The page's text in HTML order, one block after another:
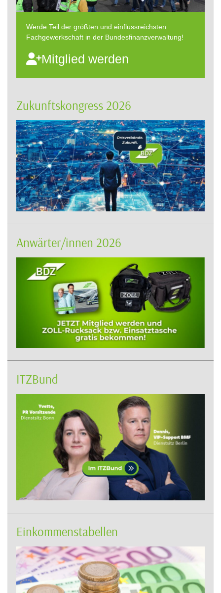
Werde Teil der größten und einflussreichsten
Fachgewerkschaft in der Bundesfinanzverwaltung!
Mitglied werden
Zukunftskongress 2026
Anwärter/innen 2026
ITZBund
Einkommenstabellen